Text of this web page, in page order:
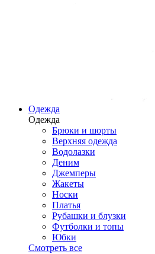
Одежда
Одежда
Брюки и шорты
Верхняя одежда
Водолазки
Деним
Джемперы
Жакеты
Носки
Платья
Рубашки и блузки
Футболки и топы
Юбки
Смотреть все